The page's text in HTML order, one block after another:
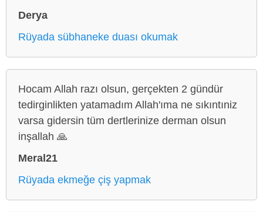
Derya
Rüyada sübhaneke duası okumak
Hocam Allah razı olsun, gerçekten 2 gündür
tedirginlikten yatamadım Allah'ıma ne sıkıntıniz
varsa gidersin tüm dertlerinize derman olsun
inşallah 🙏
Meral21
Rüyada ekmeğe çiş yapmak